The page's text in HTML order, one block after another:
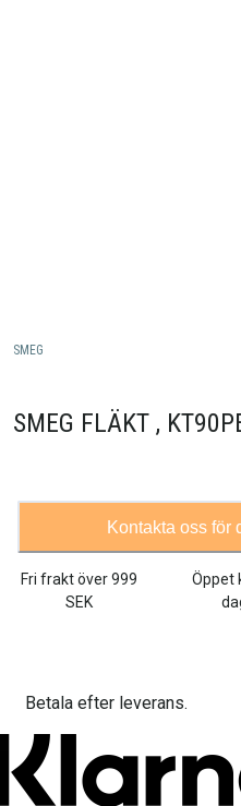
SMEG
SMEG FLÄKT ,
Kontakta oss för
Fri frakt över999
SEK
Öppet
Betala efter leverans.